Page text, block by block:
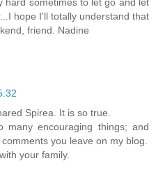
hard sometimes to let go and let
hope I'll totally understand that
friend. Nadine
Spirea. It is so true.
many encouraging things; and
you leave on my blog.
your family.